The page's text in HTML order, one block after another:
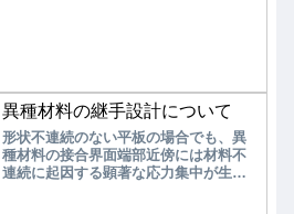
方、長距離用のバスや自家用貨物車、
EV化やFCEV化が困難な航空機につい
ては、液体燃料の脱炭素化が選択肢の
一つと考えられる。
異種材料の継手設計について
形状不連続のない平板の場合でも、異
種材料の接合界面端部近傍には材料不
連続に起因する顕著な応力集中が生じ